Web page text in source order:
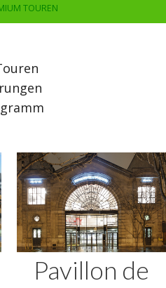
TOUREN
Pavillon de